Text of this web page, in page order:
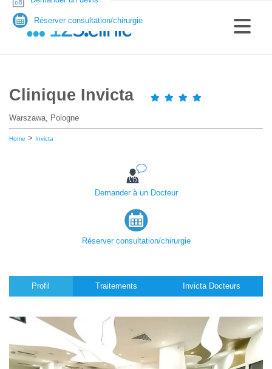
Clinique Invicta
Warszawa, Pologne
Home > Invicta
Demander à un Docteur
Réserver consultation/chirurgie
Profil Traitements Invicta Docteurs
Réserver consultation/chirurgie